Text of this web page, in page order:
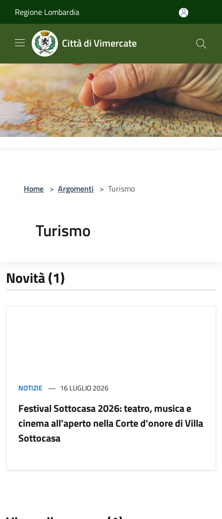
Regione Lombardia
Città di Vimercate
Home > Argomenti > Turismo
Turismo
Novità (1)
NOTIZIE 16 LUGLIO 2026
Festival Sottocasa 2026: teatro, musica e
cinema all'aperto nella Corte d'onore di Villa
Sottocasa